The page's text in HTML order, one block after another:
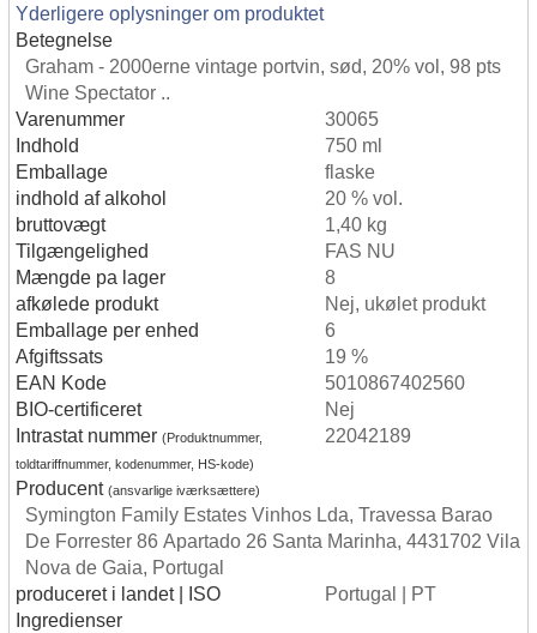
Yderligere oplysninger om produktet
Betegnelse
Graham - 2000erne vintage portvin, sød, 20% vol, 98 pts
Wine Spectator ..
Varenummer
30065
Indhold
750 ml
Emballage
flaske
indhold af alkohol
20 % vol.
bruttovægt
1,40 kg
Tilgængelighed
FAS NU
Mængde pa lager
8
afkølede produkt
Nej, ukølet produkt
Emballage per enhed
6
Afgiftssats
19 %
EAN Kode
5010867402560
BIO-certificeret
Nej
Intrastat nummer (Produktnummer,
toldtariffnummer, kodenummer, HS-kode)
22042189
Producent (ansvarlige iværksættere)
Symington Family Estates Vinhos Lda, Travessa Barao
De Forrester 86 Apartado 26 Santa Marinha, 4431702 Vila
Nova de Gaia, Portugal
produceret i landet | ISO
Portugal | PT
Ingredienser